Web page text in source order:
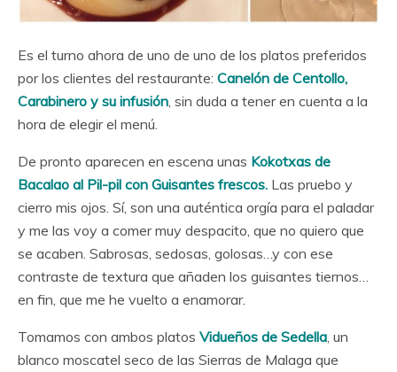
Es el turno ahora de uno de uno de los platos preferidos
por los clientes del restaurante: Canelón de Centollo,
Carabinero y su infusión , sin duda a tener en cuenta a la
hora de elegir el menú.
De pronto aparecen en escena unas Kokotxas de
Bacalao al Pil-pil con Guisantes frescos. Las pruebo y
cierro mis ojos. Sí, son una auténtica orgía para el paladar
y me las voy a comer muy despacito, que no quiero que
se acaben. Sabrosas, sedosas, golosas…y con ese
contraste de textura que añaden los guisantes tiernos…
en fin, que me he vuelto a enamorar.
Tomamos con ambos platos Vidueños de Sedella , un
blanco moscatel seco de las Sierras de Malaga que